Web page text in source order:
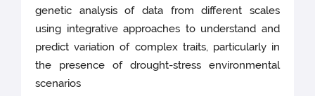
genetic analysis of data from different scales
using integrative approaches to understand and
predict variation of complex traits, particularly in
the presence of drought-stress environmental
scenarios